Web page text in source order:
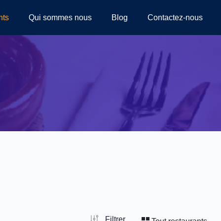
Qui sommes nous Blog Contactez-nous
Filtrer